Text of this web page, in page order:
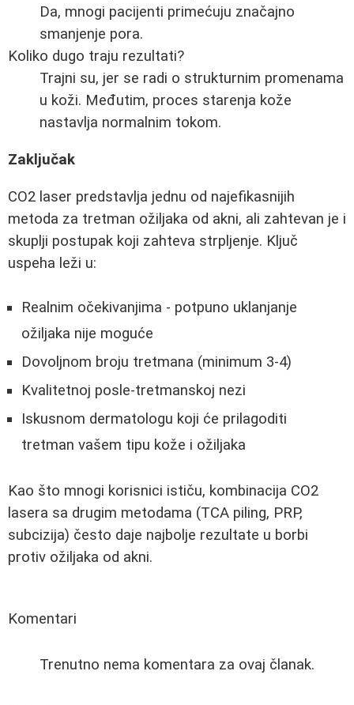
Da, mnogi pacijenti primećuju značajno
smanjenje pora.
Koliko dugo traju rezultati?
Trajni su, jer se radi o strukturnim promenama
u koži. Međutim, proces starenja kože
nastavlja normalnim tokom.
Zaključak
CO2 laser predstavlja jednu od najefikasnijih
metoda za tretman ožiljaka od akni, ali zahtevan je i
skuplji postupak koji zahteva strpljenje. Ključ
uspeha leži u:
Realnim očekivanjima - potpuno uklanjanje
ožiljaka nije moguće
Dovoljnom broju tretmana (minimum 3-4)
Kvalitetnoj posle-tretmanskoj nezi
Iskusnom dermatologu koji će prilagoditi
tretman vašem tipu kože i ožiljaka
Kao što mnogi korisnici ističu, kombinacija CO2
lasera sa drugim metodama (TCA piling, PRP,
subcizija) često daje najbolje rezultate u borbi
protiv ožiljaka od akni.
Komentari
Trenutno nema komentara za ovaj članak.